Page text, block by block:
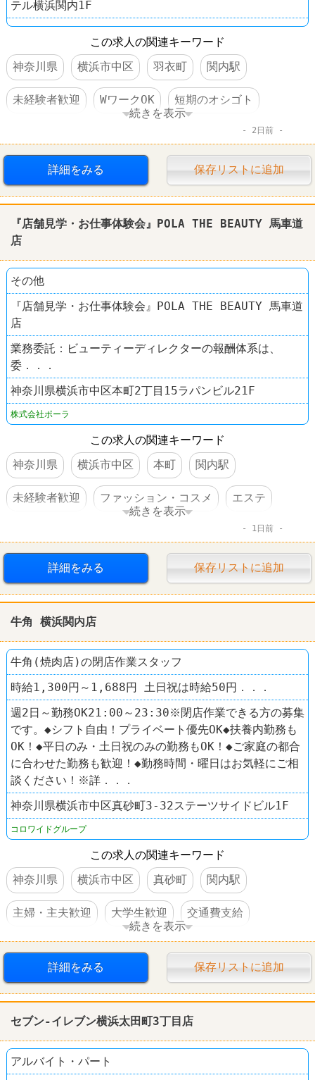
テル横浜関内1F
この求人の関連キーワード
神奈川県
横浜市中区 羽衣町 関内駅
未経験者歓迎 WワークOK 短期のオシゴト
週3～4日からOK 短時間でもＯＫ 交通費支給
昇給あり 食事補助あり 制服あり
社員登用あり ファミレス サイゼリヤ
続きを表示
2日前
詳細をみる 保存リストに追加
『店舗見学・お仕事体験会』POLA THE BEAUTY 馬車道
店
その他
『店舗見学・お仕事体験会』POLA THE BEAUTY 馬車道
店
業務委託：ビューティーディレクターの報酬体系は、
委．．．
神奈川県横浜市中区本町2丁目15ラパンビル21F
株式会社ポーラ
この求人の関連キーワード
神奈川県
横浜市中区 本町 関内駅
未経験者歓迎 ファッション・コスメ エステ
続きを表示
1日前
詳細をみる 保存リストに追加
牛角 横浜関内店
牛角(焼肉店)の閉店作業スタッフ
時給1,300円～1,688円 土日祝は時給50円．．．
週2日～勤務OK21:00～23:30※閉店作業できる方の募集
です。◆シフト自由！プライベート優先OK◆扶養内勤務も
OK！◆平日のみ・土日祝のみの勤務もOK！◆ご家庭の都合
に合わせた勤務も歓迎！◆勤務時間・曜日はお気軽にご相
談ください！※詳．．．
神奈川県横浜市中区真砂町3-32ステーツサイドビル1F
コロワイドグループ
この求人の関連キーワード
神奈川県
横浜市中区 真砂町 関内駅
主婦・主夫歓迎 大学生歓迎 交通費支給
社員登用あり 駅チカ 焼肉 牛角
続きを表示
詳細をみる 保存リストに追加
セブン-イレブン横浜太田町3丁目店
アルバイト・パート